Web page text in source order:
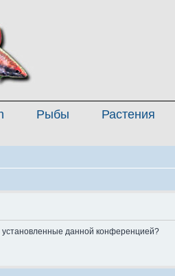
Рыбы Растения
установленные данной конференцией?